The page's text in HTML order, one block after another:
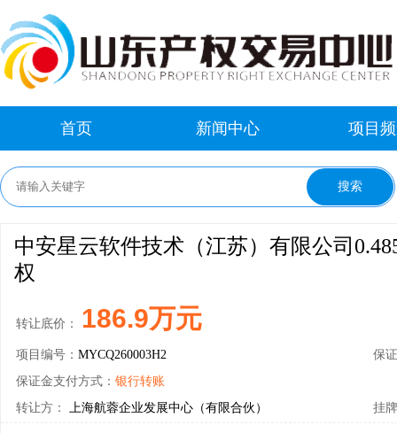
首页 新闻中心 项目
中安星云软件技术（江苏）有限公司
权
转让底价： 186.9万元
项目编号： MYCQ260003H2
保
保证金支付方式： 银行转账
转让方： 上海航蓉企业发展中心（有限合伙） 挂